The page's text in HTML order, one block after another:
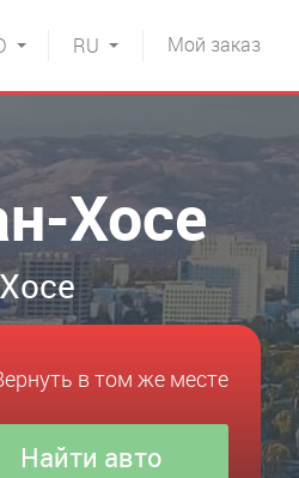
Мой заказ
RU
Хосе
в том же месте